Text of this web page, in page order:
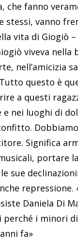
che fanno
stessi, vanno
vita di Giogiò –
viveva nella
nell’amicizia
questo è
a questi
nei luoghi di
Significa
portare
sue
repressione.
Daniela Di
perché i minori
fa»